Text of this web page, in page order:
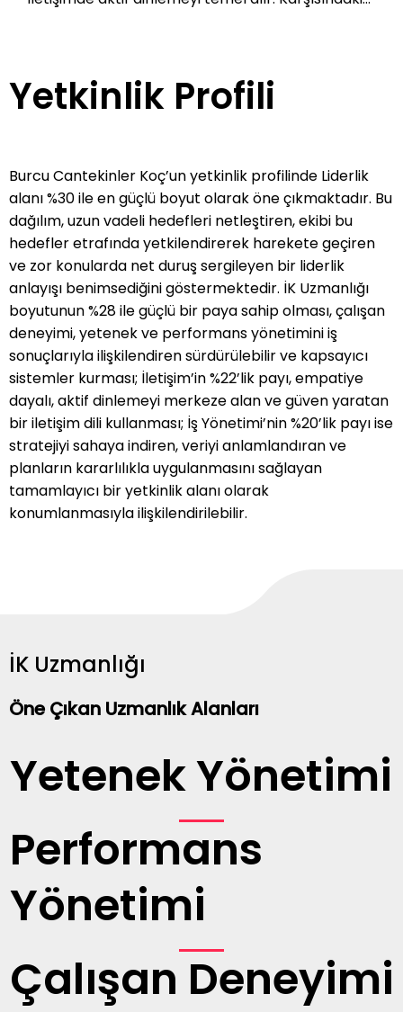
geleceğini gözeterek kurgular ve attığı her adımı
iş sonuçlarıyla ilişkilendirir. Çalışan deneyimi,
işleyişin doğal parçası haline getirir ve kurum
kültürüne entegre eder. İş birliği odaklı
yaklaşımıyla kurum içi ve kurum dışı ilişkileri etkili
biçimde yönetir. Takım çalışmasını teşvik eden
iletişim tarzı ortak hedeflere ulaşmayı
kolaylaştırır. İş yönetiminde yapılan işi yalnızca
görevler üzerinden değil, amacı ve kurumsal
katkısı üzerinden ele alır. Bu yaklaşım, kararların
bilinçli ve tutarlı biçimde alınmasını sağlar. Veriyi
anlamlandırır, doğru soruları sorar ve yapılan işi
bir üst seviyeye taşıyacak adımları belirler.
Stratejiyi sahaya indiren bir yönetim anlayışıyla
planları hayata geçirir, süreci izler ve
gerektiğinde kararlılıkla yeniden şekillendirir.
Yetkinlik Profili
Burcu Cantekinler Koç’un yetkinlik profilinde Liderlik
alanı %30 ile en güçlü boyut olarak öne çıkmaktadır. Bu
dağılım, uzun vadeli hedefleri netleştiren, ekibi bu
hedefler etrafında yetkilendirerek harekete geçiren
ve zor konularda net duruş sergileyen bir liderlik
anlayışı benimsediğini göstermektedir. İK Uzmanlığı
boyutunun %28 ile güçlü bir paya sahip olması, çalışan
deneyimi, yetenek ve performans yönetimini iş
sonuçlarıyla ilişkilendiren sürdürülebilir ve kapsayıcı
sistemler kurması; İletişim’in %22’lik payı, empatiye
dayalı, aktif dinlemeyi merkeze alan ve güven yaratan
bir iletişim dili kullanması; İş Yönetimi’nin %20’lik payı ise
stratejiyi sahaya indiren, veriyi anlamlandıran ve
planların kararlılıkla uygulanmasını sağlayan
tamamlayıcı bir yetkinlik alanı olarak
konumlanmasıyla ilişkilendirilebilir.
İK Uzmanlığı
Öne Çıkan Uzmanlık Alanları
Yetenek Yönetimi
Performans
Yönetimi
Çalışan Deneyimi